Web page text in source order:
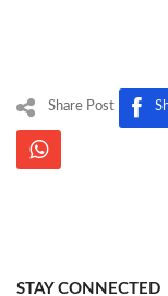
Share Post
STAY CONNECTED